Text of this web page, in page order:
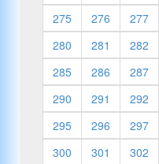
275
276 277
280
281 282
285
286 287
290
291 292
295
296 297
300
301 302